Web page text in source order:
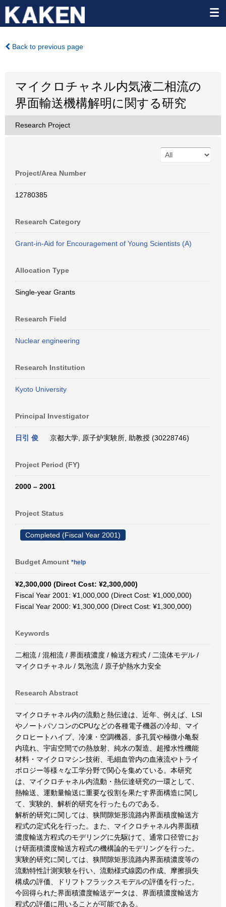
Back to previous page
マイクロチャネル内気液二相流の
界面輸送機構解明に関する研究
Research Project
Project/Area Number
12780385
Research Category
Grant-in-Aid for Encouragement of Young Scientists (A)
Allocation Type
Single-year Grants
Research Field
Nuclear engineering
Research Institution
Kyoto University
Principal Investigator
日引 俊 京都大学, 原子炉実験所, 助教授 (30228746)
Project Period (FY)
2000 – 2001
Project Status
Completed (Fiscal Year 2001)
Budget Amount *help
¥2,300,000 (Direct Cost: ¥2,300,000)
Fiscal Year 2001: ¥1,000,000 (Direct Cost: ¥1,000,000)
Fiscal Year 2000: ¥1,300,000 (Direct Cost: ¥1,300,000)
Keywords
二相流 / 混相流 / 界面積濃度 / 輸送方程式 / 二流体モデル /
マイクロチャネル / 気泡流 / 原子炉熱水力安全
Research Abstract
マイクロチャネル内の流動と熱伝達は、近年、例えば、LSI
やノートパソコンのCPUなどの各種電子機器の冷却、マイ
クロヒートハイプ、冷凍・空調機器、多孔質や極微小亀裂
内琉れ、宇宙空間での熱放射、純水の製造、超撥水性機能
材料・マイクロマシン技術、毛細血管内の血液流やトライ
ポロジー等様々な工学分野で関心を集めている。本研究
は、マイクロチャネル内流動・熱伝達研究の一環として、
熱輸送、運動量輸送に重要な役割を果たす界面構造に関し
て、実験的、解析的研究を行ったものである。
解析的研究に関しては、狭間隙矩形流路内界面積度輸送方
程式の定式化を行った。また、マイクロチャネル内界面積
濃度輸送方程式のモデリングに先駆けて、通常口径管にお
け研面積濃度輸送方程式の機構論的モデリングを行った。
実験的研究に関しては、狭間隙矩形流路内界面積濃度等の
流動特性計測実験を行い、流動様式線図の作成、摩擦損失
構成の評価、ドリフトフラックスモデルの評価を行った。
今回得られた界面積濃度輸送データは、界面積濃度輸送方
程式の評価に用いることが可能である。